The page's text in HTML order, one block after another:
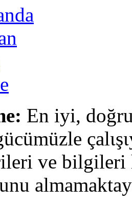
En iyi,
ve bilgileri